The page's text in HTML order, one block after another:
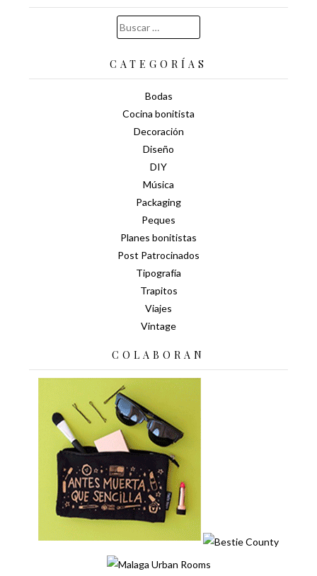
Buscar:
CATEGORÍAS
Bodas
Cocina bonitista
Decoración
Diseño
DIY
Música
Packaging
Peques
Planes bonitistas
Post Patrocinados
Tipografía
Trapitos
Viajes
Vintage
COLABORAN